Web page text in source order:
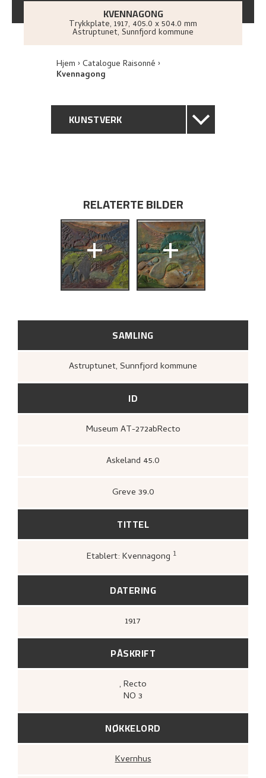
KVENNAGONG
Trykkplate, 1917, 405.0 x 504.0 mm
Astruptunet, Sunnfjord kommune
Hjem Catalogue Raisonné
Kvennagong
KUNSTVERK
PROVENIENS
UTSTILLINGSHISTORIE
BIBLIOGRAFI
SAMLING
Astruptunet, Sunnfjord kommune
ID
Museum AT-272abRecto
Askeland 45.0
Greve 39.0
TITTEL
Etablert: Kvennagong 1
DATERING
1917
PÅSKRIFT
, Recto
NO 3
RELATERTE BILDER
+ +
NØKKELORD
Kvernhus